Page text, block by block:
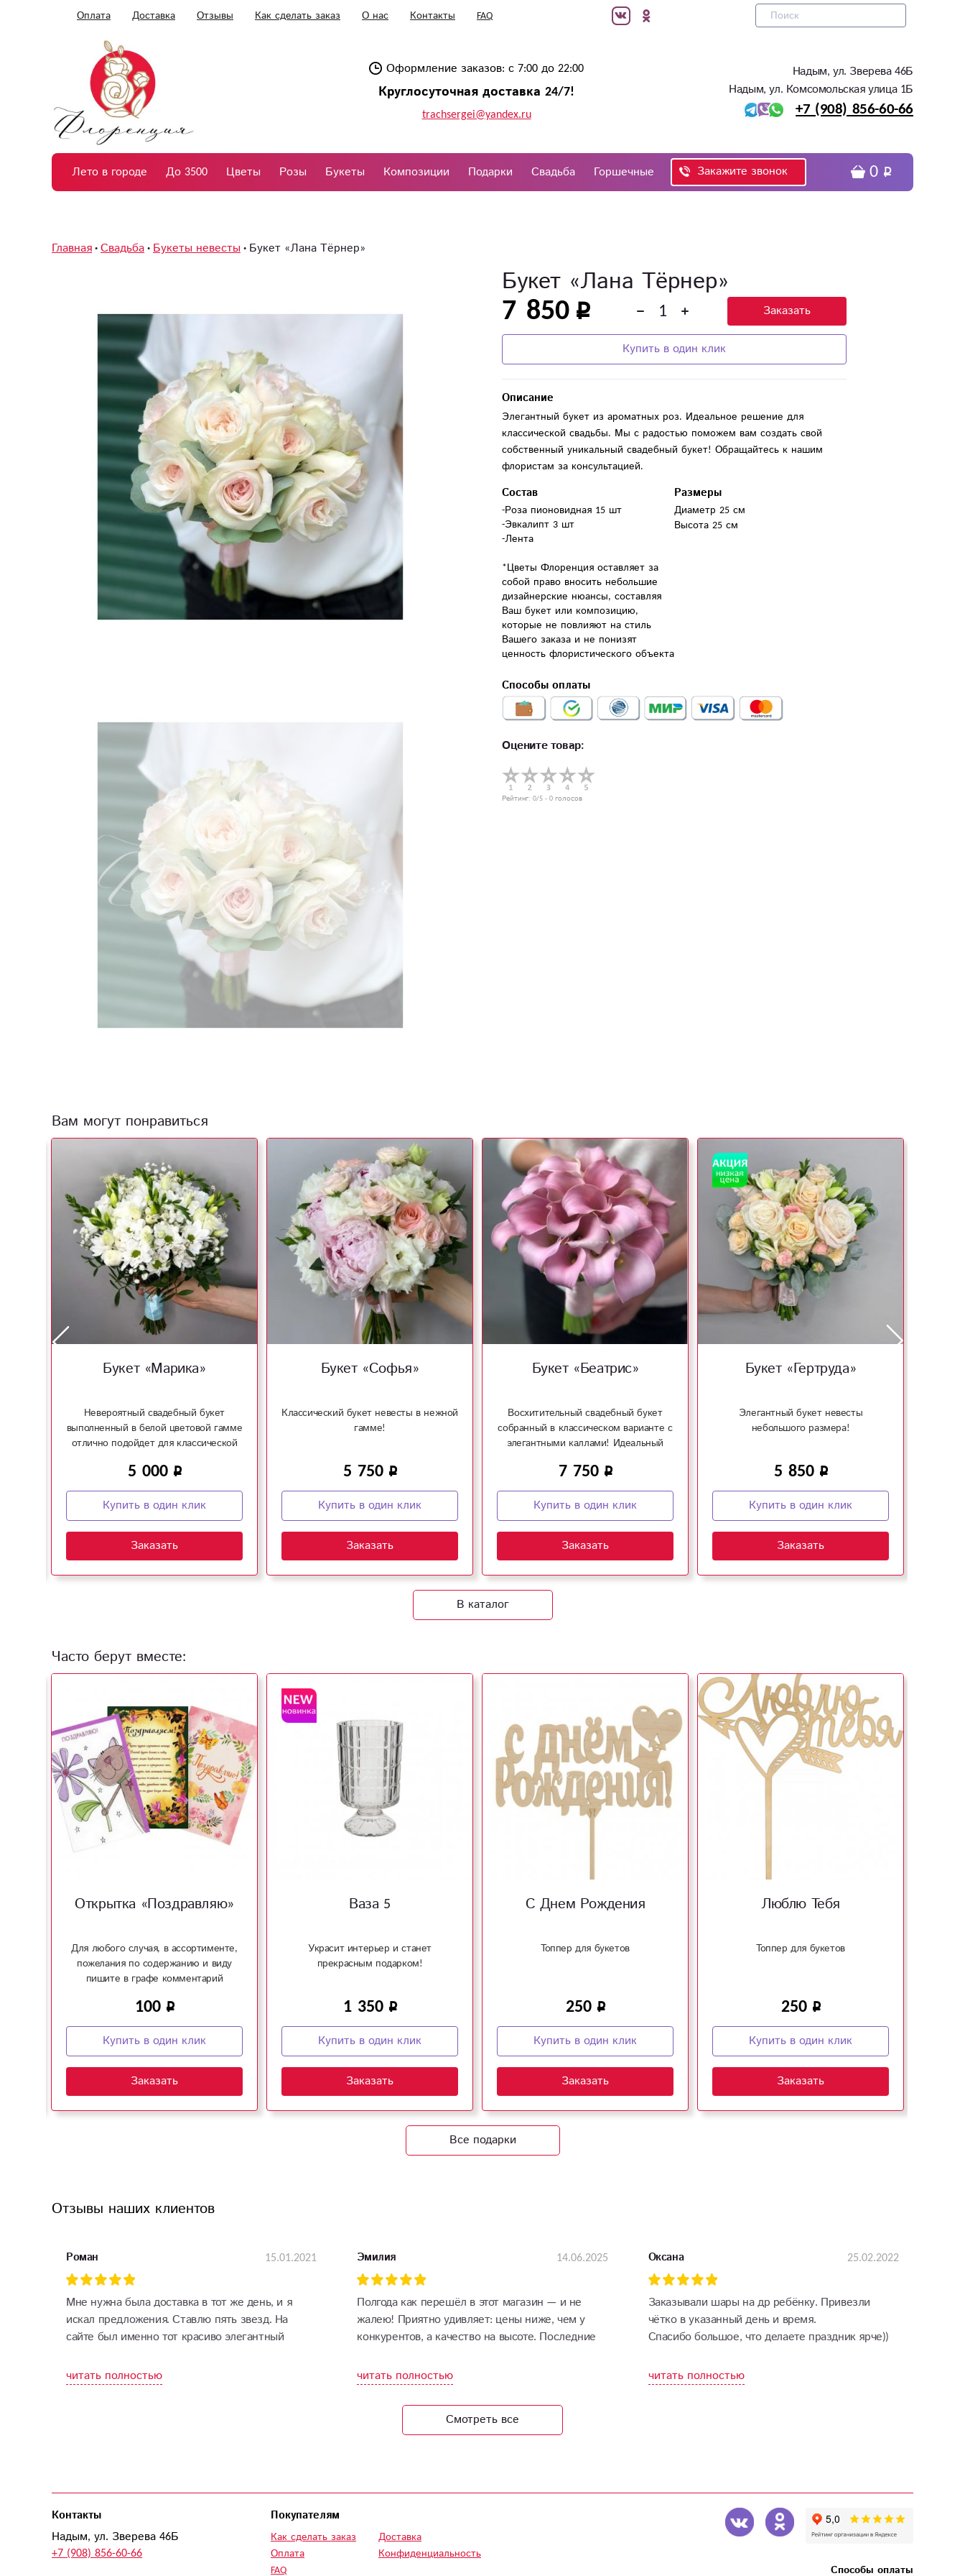
Оплата Доставка Отзывы Как сделать заказ О нас Контакты FAQ
Оформление заказов: с 7:00 до 22:00
Круглосуточная доставка 24/7!
trachsergei@yandex.ru
Надым, ул. Зверева 46Б
Надым, ул. Комсомольская улица 1Б
+7 (908) 856-60-66
Лето в городе До 3500 Цветы Розы Букеты Композиции Подарки Свадьба Горшечные Закажите звонок 0
Главная Свадьба Букеты невесты Букет «Лана Тёрнер»
Букет «Лана Тёрнер»
7 850 Заказать
Купить в один клик
Описание
Элегантный букет из ароматных роз. Идеальное решение для
классической свадьбы. Мы с радостью поможем вам создать свой
собственный уникальный свадебный букет! Обращайтесь к нашим
флористам за консультацией.
Состав
-Роза пионовидная 15 шт
-Эвкалипт 3 шт
-Лента
*Цветы Флоренция оставляет за
собой право вносить небольшие
дизайнерские нюансы, составляя
Ваш букет или композицию,
которые не повлияют на стиль
Вашего заказа и не понизят
ценность флористического объекта
Размеры
Диаметр 25 см
Высота 25 см
Способы оплаты
Оцените товар:
Рейтинг: 0/5 - 0 голосов
Вам могут понравиться
Букет «Марика»
Невероятный свадебный букет
выполненный в белой цветовой гамме
отлично подойдет для классической
5 000
Купить в один клик
Заказать
Букет «Софья»
Классический букет невесты в нежной
гамме!
5 750
Купить в один клик
Заказать
Букет «Беатрис»
Восхитительный свадебный букет
собранный в классическом варианте с
элегантными каллами! Идеальный
7 750
Купить в один клик
Заказать
Букет «Гертруда»
Элегантный букет невесты
небольшого размера!
5 850
Купить в один клик
Заказать
В каталог
Часто берут вместе:
Открытка «Поздравляю»
Для любого случая, в ассортименте,
пожелания по содержанию и виду
пишите в графе комментарий
100
Купить в один клик
Заказать
Ваза 5
Украсит интерьер и станет
прекрасным подарком!
1 350
Купить в один клик
Заказать
С Днем Рождения
Топпер для букетов
250
Купить в один клик
Заказать
Люблю Тебя
Топпер для букетов
250
Купить в один клик
Заказать
Все подарки
Отзывы наших клиентов
Роман 15.01.2021
Мне нужна была доставка в тот же день, и я
искал предложения. Ставлю пять звезд. На
сайте был именно тот красиво элегантный
композиция была идеальной!
читать полностью
Эмилия 14.06.2025
Полгода как перешёл в этот магазин — и не
жалею! Приятно удивляет: цены ниже, чем у
конкурентов, а качество на высоте. Последние
Однозначно мой постоянный поставщик цветов
читать полностью
Оксана 25.02.2022
Заказывали шары на др ребёнку. Привезли
чётко в указанный день и время.
Спасибо большое, что делаете праздник ярче))
читать полностью
Смотреть все
Контакты
Надым, ул. Зверева 46Б
+7 (908) 856-60-66
Покупателям
Как сделать заказ
Оплата
FAQ
Доставка
Конфиденциальность
Способы оплаты